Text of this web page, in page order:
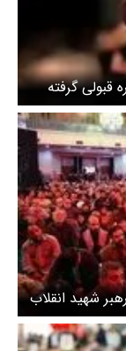
قبولی گرفته